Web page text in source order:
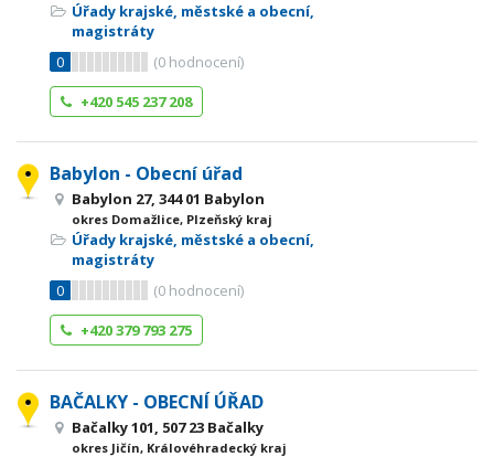
Úřady krajské, městské a obecní,
magistráty
0
(0 hodnocení)
+420 545 237 208
Babylon - Obecní úřad
Babylon 27, 344 01 Babylon
okres Domažlice, Plzeňský kraj
Úřady krajské, městské a obecní,
magistráty
0
(0 hodnocení)
+420 379 793 275
BAČALKY - OBECNÍ ÚŘAD
Bačalky 101, 507 23 Bačalky
okres Jičín, Královéhradecký kraj